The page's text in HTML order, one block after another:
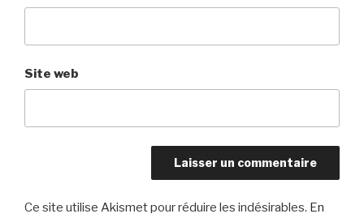
Site web
Ce site utilise Akismet pour réduire les indésirables. En